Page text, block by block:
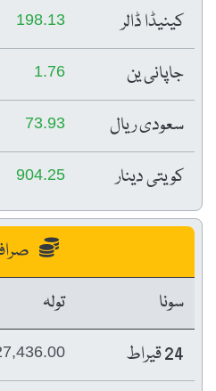
کینیڈا ڈالر 198.13
جاپانی ین 1.76
سعودی ریال 73.93
کویتی دینار 904.25
سونا
تولہ
24 قیراط